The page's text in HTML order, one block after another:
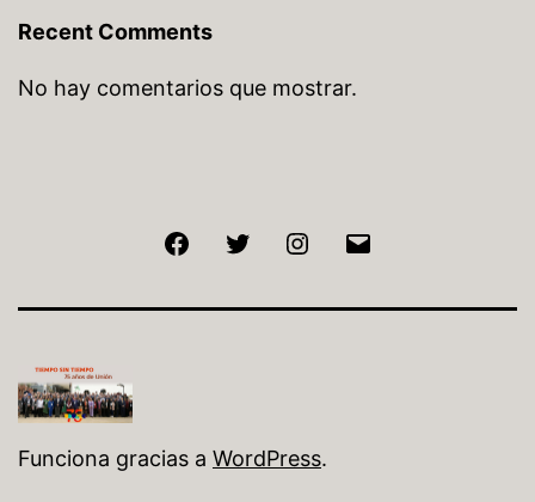
Recent Comments
No hay comentarios que mostrar.
Funciona gracias a WordPress.